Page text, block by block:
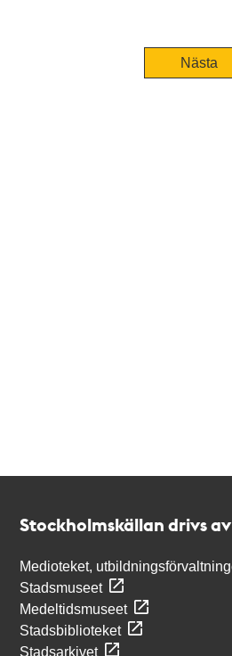
Nästa
Stockholmskällan drivs av
Medioteket,
Stadsmuseet
Medeltidsmuseet
Stadsbiblioteket
Stadsarkivet